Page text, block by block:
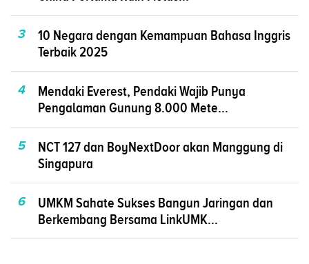
3
10 Negara dengan Kemampuan Bahasa Inggris
Terbaik 2025
4
Mendaki Everest, Pendaki Wajib Punya
Pengalaman Gunung 8.000 Mete...
5
NCT 127 dan BoyNextDoor akan Manggung di
Singapura
6
UMKM Sahate Sukses Bangun Jaringan dan
Berkembang Bersama LinkUMK...